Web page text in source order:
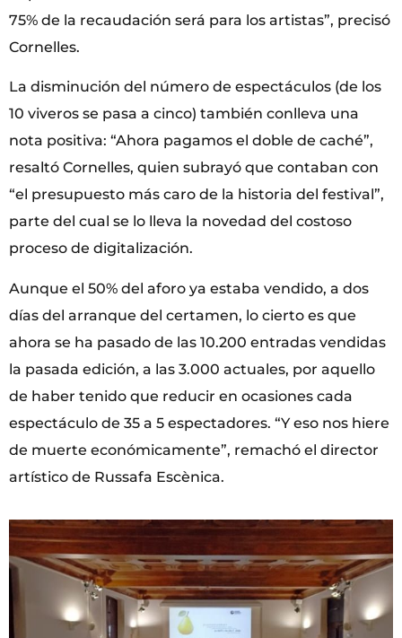
75% de la recaudación será para los artistas”, precisó
Cornelles.
La disminución del número de espectáculos (de los
10 viveros se pasa a cinco) también conlleva una
nota positiva: “Ahora pagamos el doble de caché”,
resaltó Cornelles, quien subrayó que contaban con
“el presupuesto más caro de la historia del festival”,
parte del cual se lo lleva la novedad del costoso
proceso de digitalización.
Aunque el 50% del aforo ya estaba vendido, a dos
días del arranque del certamen, lo cierto es que
ahora se ha pasado de las 10.200 entradas vendidas
la pasada edición, a las 3.000 actuales, por aquello
de haber tenido que reducir en ocasiones cada
espectáculo de 35 a 5 espectadores. “Y eso nos hiere
de muerte económicamente”, remachó el director
artístico de Russafa Escènica.